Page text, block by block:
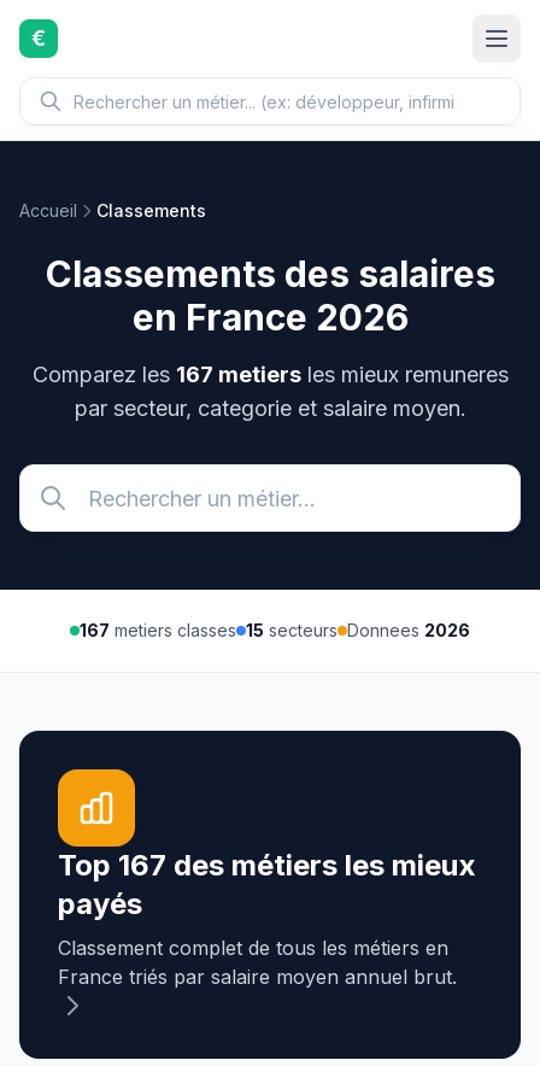
Aller au contenu principal
€
Accueil Classements
Classements des salaires
en France 2026
Comparez les 167 metiersles mieux remuneres
par secteur, categorie et salaire moyen.
167 metiers classes 15 secteurs Donnees 2026
Top 167 des métiers les mieux
payés
Classement complet de tous les métiers en
France triés par salaire moyen annuel brut.